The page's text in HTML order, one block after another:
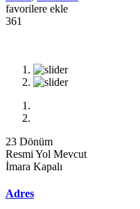
favorilere ekle
361
23 Dönüm
Resmi Yol Mevcut
İmara Kapalı
Adres